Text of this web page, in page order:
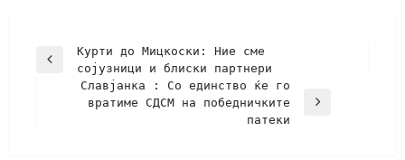
Курти до Мицкоски: Ние сме
сојузници и блиски партнери
Славјанка : Со единство ќе го
вратиме СДСМ на победничките
патеки